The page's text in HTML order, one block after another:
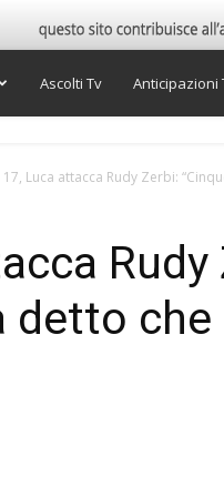
Ascolti Tv Anticipazioni
Luca attacca Rudy Zerbi:
Rudy
detto che